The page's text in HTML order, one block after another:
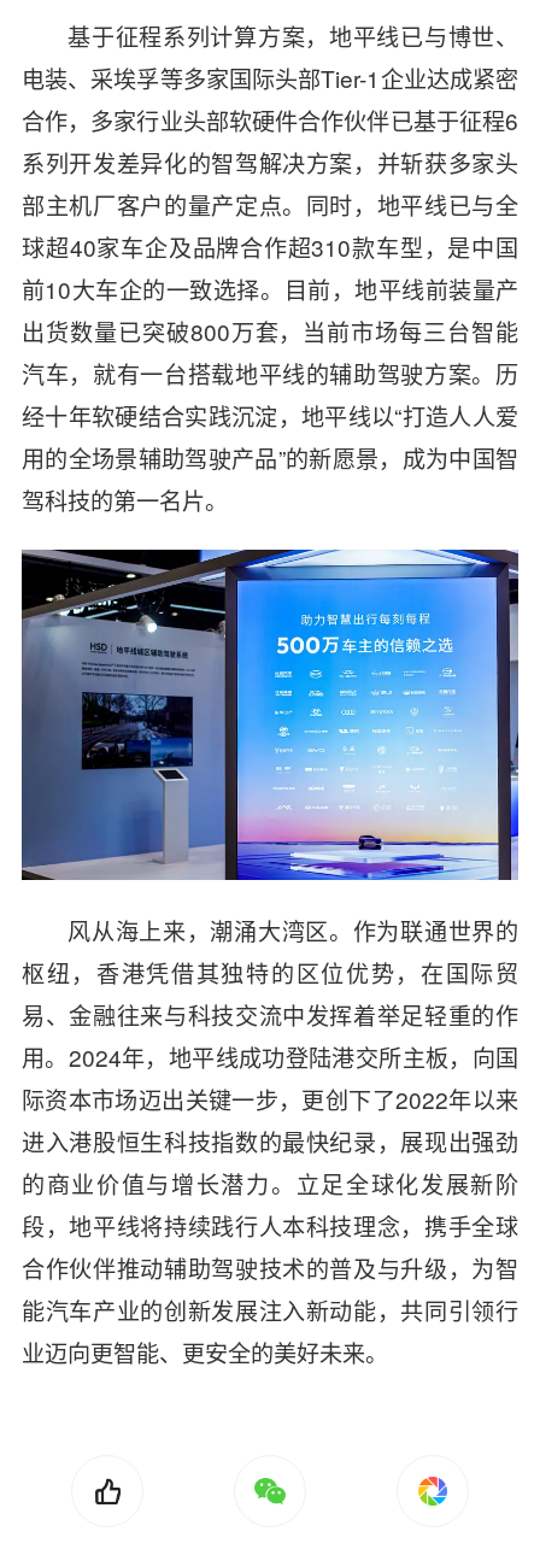
基于征程系列计算方案，地平线已与博世、
电装、采埃孚等多家国际头部Tier-1企业达成紧密
合作，多家行业头部软硬件合作伙伴已基于征程6
系列开发差异化的智驾解决方案，并斩获多家头
部主机厂客户的量产定点。同时，地平线已与全
球超40家车企及品牌合作超310款车型，是中国
前10大车企的一致选择。目前，地平线前装量产
出货数量已突破800万套，当前市场每三台智能
汽车，就有一台搭载地平线的辅助驾驶方案。历
经十年软硬结合实践沉淀，地平线以“打造人人爱
用的全场景辅助驾驶产品”的新愿景，成为中国智
驾科技的第一名片。
风从海上来，潮涌大湾区。作为联通世界的
枢纽，香港凭借其独特的区位优势，在国际贸
易、金融往来与科技交流中发挥着举足轻重的作
用。2024年，地平线成功登陆港交所主板，向国
际资本市场迈出关键一步，更创下了2022年以来
进入港股恒生科技指数的最快纪录，展现出强劲
的商业价值与增长潜力。立足全球化发展新阶
段，地平线将持续践行人本科技理念，携手全球
合作伙伴推动辅助驾驶技术的普及与升级，为智
能汽车产业的创新发展注入新动能，共同引领行
业迈向更智能、更安全的美好未来。